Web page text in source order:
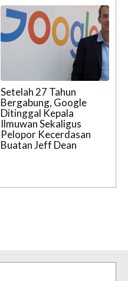
Setelah 27 Tahun
Bergabung, Google
Ditinggal Kepala
Ilmuwan Sekaligus
Pelopor Kecerdasan
Buatan Jeff Dean